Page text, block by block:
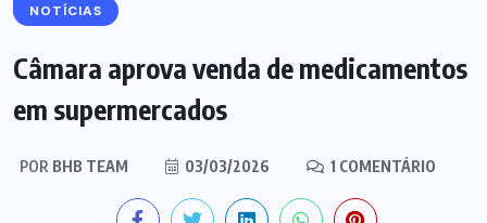
NOTÍCIAS
Câmara aprova venda de medicamentos
em supermercados
POR BHB TEAM 03/03/2026 1 COMENTÁRIO